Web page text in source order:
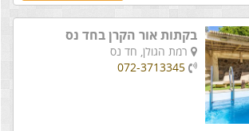
בקתות אור הקרן בחד נס
רמת הגולן, חד נס
072-3713345